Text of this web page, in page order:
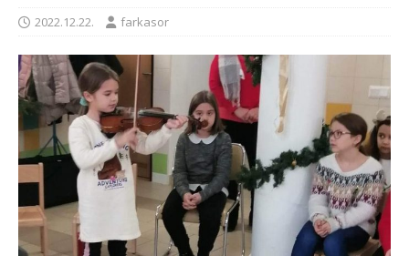
2022.12.22. farkasor